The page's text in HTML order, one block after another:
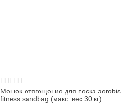
Мешок-отягощение для песка aerobis
fitness sandbag (макс. вес 30 кг)